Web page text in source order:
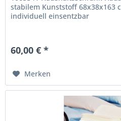
stabilem Kunststoff 68x38x163
individuell einsentzbar
60,00 € *
Merken